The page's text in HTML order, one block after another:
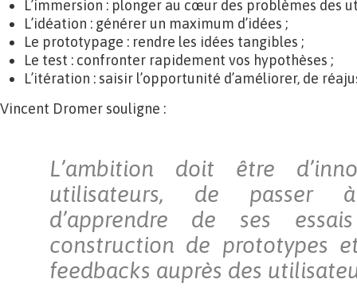
L’immersion : plonger au cœur des problèmes des
L’idéation : générer un maximum d’idées ;
Le prototypage : rendre les idées tangibles ;
Le test : confronter rapidement vos hypothèses ;
L’itération : saisir l’opportunité d’améliorer, de
Vincent Dromer souligne :
L’ambition doit être
utilisateurs, de passer
d’apprendre de ses
construction de prototypes
feedbacks auprès des